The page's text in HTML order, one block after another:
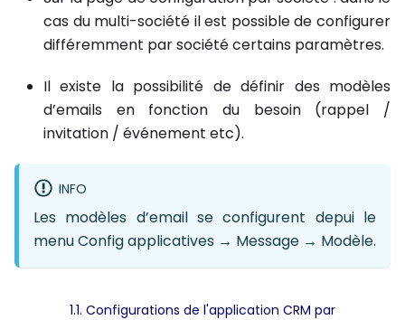
cas du multi-société il est possible de configurer
différemment par société certains paramètres.
Il existe la possibilité de définir des modèles
d’emails en fonction du besoin (rappel /
invitation / événement etc).
INFO
Les modèles d’email se configurent depui le
menu Config applicatives → Message → Modèle.
1.1. Configurations de l'application CRM par